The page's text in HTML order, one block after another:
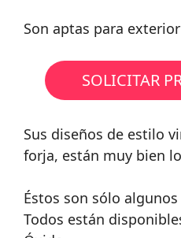
Son aptas para
SOLICITAR
Sus diseños de estilo
forja, están muy bien
Éstos son sólo
Todos están